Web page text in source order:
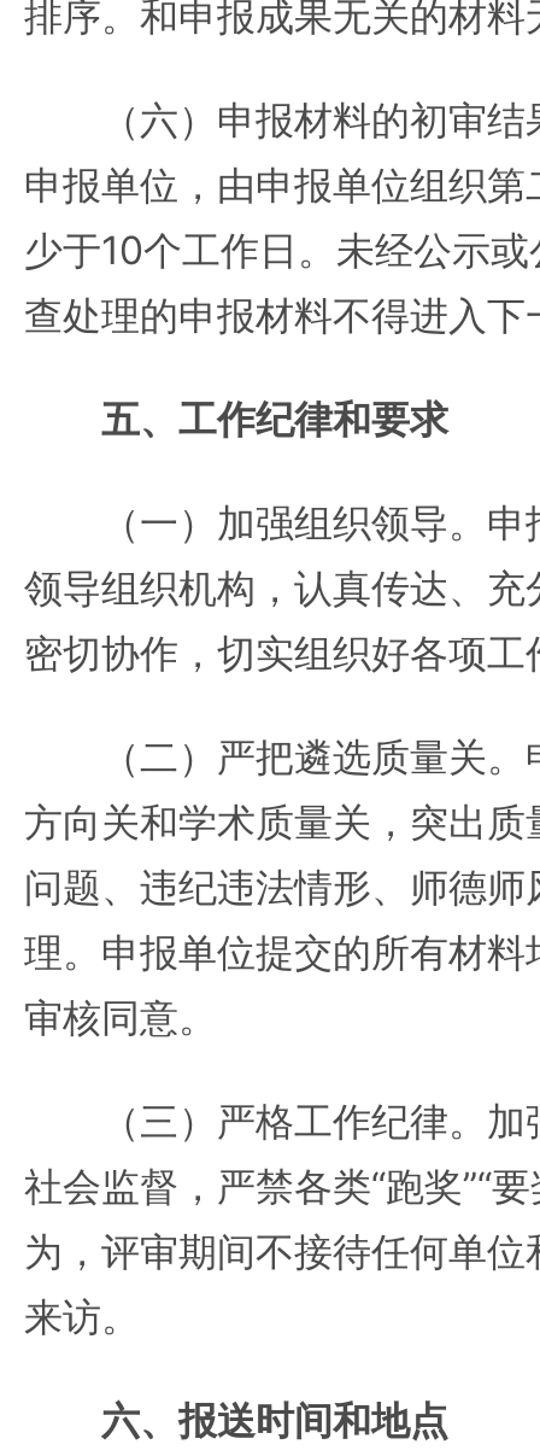
排序。和申报成果无关的材料
（六）申报材料的初审结
申报单位，由申报单位组织
少于10个工作日。未经公示
查处理的申报材料不得进入下
五、工作纪律和要求
（一）加强组织领导。申
领导组织机构，认真传达、
密切协作，切实组织好各项工
（二）严把遴选质量关。
方向关和学术质量关，突出
问题、违纪违法情形、师德
理。申报单位提交的所有材
审核同意。
（三）严格工作纪律。加
社会监督，严禁各类“跑奖”“
为，评审期间不接待任何单
来访。
六、报送时间和地点